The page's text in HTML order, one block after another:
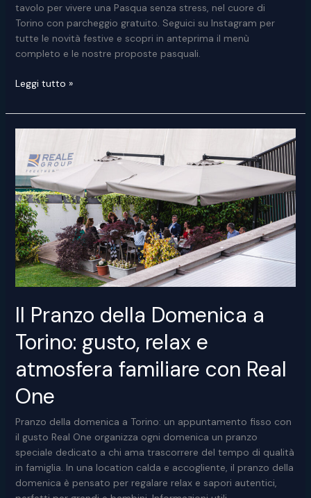
tavolo per vivere una Pasqua senza stress, nel cuore di
Torino con parcheggio gratuito. Seguici su Instagram per
tutte le novità festive e scopri in anteprima il menù
completo e le nostre proposte pasquali.
Pranzo
Pasqua
a
2026
da
Real
One
Leggi tutto »
Il Pranzo della Domenica a
Torino: gusto, relax e
atmosfera familiare con Real
One
Pranzo della domenica a Torino: un appuntamento fisso con
il gusto Real One organizza ogni domenica un pranzo
speciale dedicato a chi ama trascorrere del tempo di qualità
in famiglia. In una location calda e accogliente, il pranzo della
domenica è pensato per regalare relax e sapori autentici,